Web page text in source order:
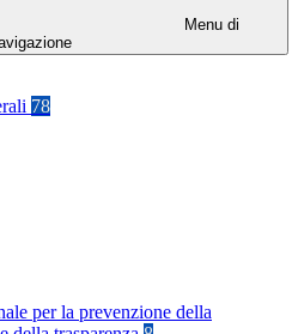
Menu di
78
per la prevenzione della